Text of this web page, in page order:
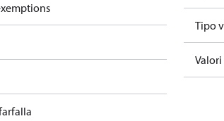
Tipo
Valori